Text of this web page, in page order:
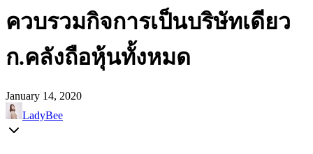
ควบรวมกิจการเป็นบริษัทเดียว
ก.คลังถือหุ้นทั้งหมด
January 14, 2020
LadyBee